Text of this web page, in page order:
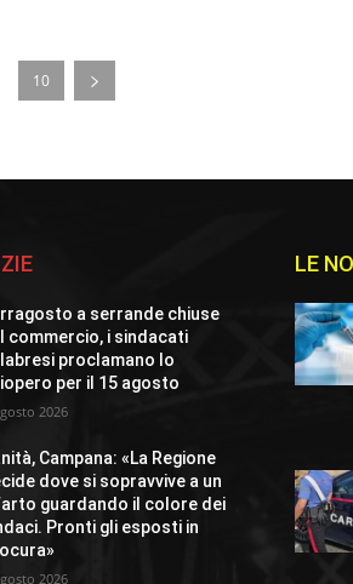
10
a serrande chiuse
commercio, i sindacati
proclamano lo
per il 15 agosto
2026
Campana: «La Regione
dove si sopravvive a un
guardando il colore dei
Pronti gli esposti in
2026
LE